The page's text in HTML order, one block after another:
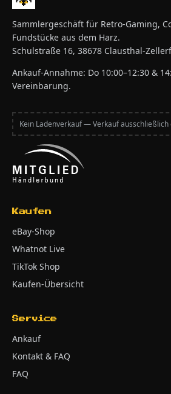
Sammlergeschäft für Retro-Gaming,
Fundstücke aus dem Harz.
Schulstraße 16, 38678 Clausthal-
Ankauf-Annahme: Do 10:00–12:30 &
Vereinbarung.
Kein Ladenverkauf — Verkauf ausschließlich
Kaufen
eBay-Shop
Whatnot Live
TikTok Shop
Kaufen-Übersicht
Service
Ankauf
Kontakt & FAQ
FAQ